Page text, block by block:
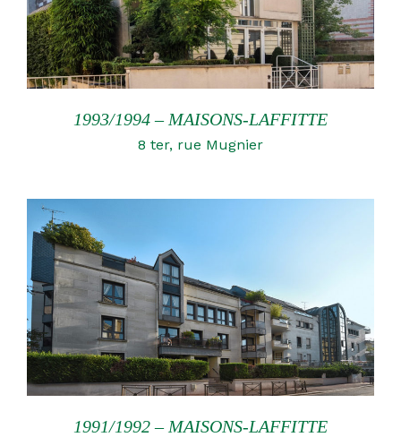
1993/1994 – MAISONS-LAFFITTE
8 ter, rue Mugnier
1991/1992 – MAISONS-LAFFITTE